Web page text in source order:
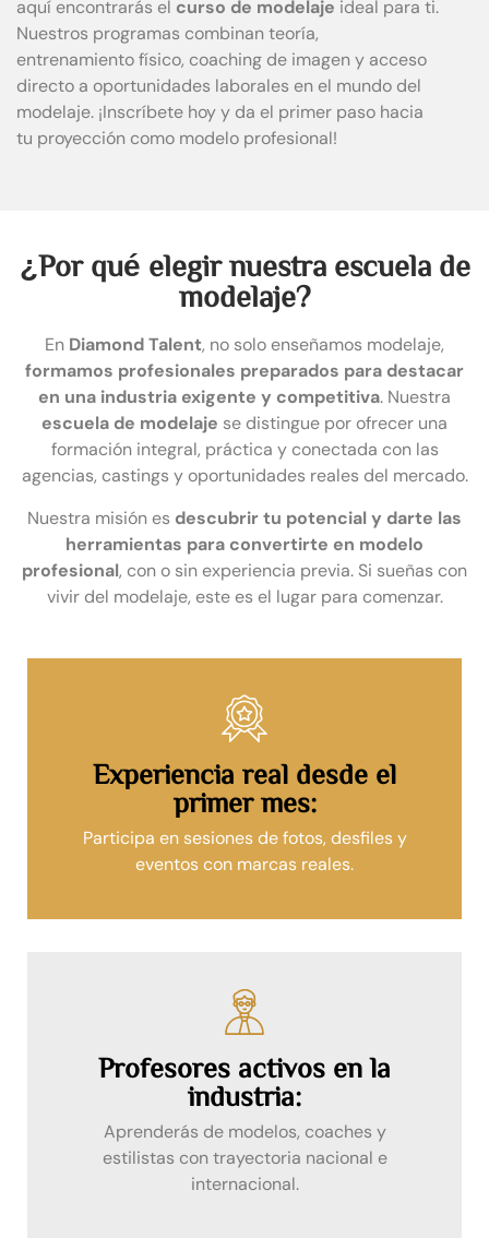
aquí encontrarás el curso de modelaje ideal para ti.
Nuestros programas combinan teoría,
entrenamiento físico, coaching de imagen y acceso
directo a oportunidades laborales en el mundo del
modelaje. ¡Inscríbete hoy y da el primer paso hacia
tu proyección como modelo profesional!
¿Por qué elegir nuestra escuela de
modelaje?
En Diamond Talent, no solo enseñamos modelaje,
formamos profesionales preparados para destacar
en una industria exigente y competitiva. Nuestra
escuela de modelaje se distingue por ofrecer una
formación integral, práctica y conectada con las
agencias, castings y oportunidades reales del mercado.
Nuestra misión es descubrir tu potencial y darte las
herramientas para convertirte en modelo
profesional, con o sin experiencia previa. Si sueñas con
vivir del modelaje, este es el lugar para comenzar.
Experiencia real desde el
primer mes:
Participa en sesiones de fotos, desfiles y
eventos con marcas reales.
Profesores activos en la
industria:
Aprenderás de modelos, coaches y
estilistas con trayectoria nacional e
internacional.